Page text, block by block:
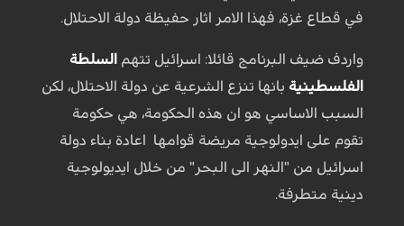
في قطاع غزة، فهذا الامر اثار حفيظة دولة الاحتلال.
واردف ضيف البرنامج قائلا: اسرائيل تتهم السلطة
الفلسطينية بانها تنزع الشرعية عن دولة الاحتلال، لكن
السبب الاساسي هو ان هذه الحكومة، هي حكومة
تقوم على ايدولوجية مريضة قوامها اعادة بناء دولة
اسرائيل من "النهر الى البحر" من خلال ايديولوجية
دينية متطرفة.